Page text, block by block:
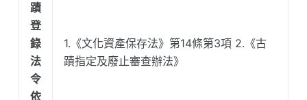
蹟
登
錄
法
令
依
1.《文化資產保存法》第14條第3項 2.《古
蹟指定及廢止審查辦法》